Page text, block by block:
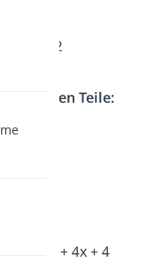
ein:
b = 2
einzelnen Teile:
2)² = x² + 4x + 4